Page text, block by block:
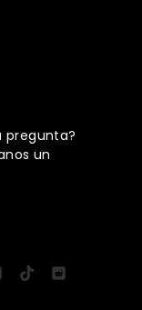
pregunta?
un